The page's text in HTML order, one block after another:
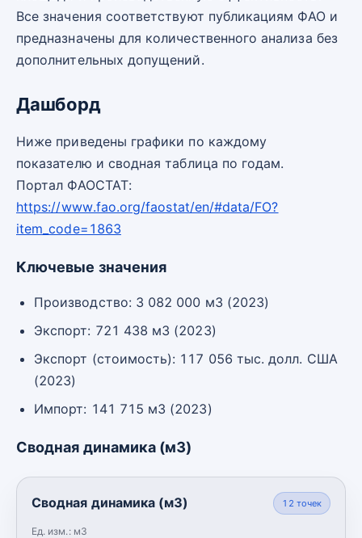
Все значения соответствуют публикациям ФАО и
предназначены для количественного анализа без
дополнительных допущений.
Дашборд
Ниже приведены графики по каждому
показателю и сводная таблица по годам.
Портал ФАОСТАТ:
https://www.fao.org/faostat/en/#data/FO?
item_code=1863
Ключевые значения
Производство: 3 082 000 м3 (2023)
Экспорт: 721 438 м3 (2023)
Экспорт (стоимость): 117 056 тыс. долл. США
(2023)
Импорт: 141 715 м3 (2023)
Сводная динамика (м3)
Сводная динамика (м3)
Ед. изм.: м3
12 точек